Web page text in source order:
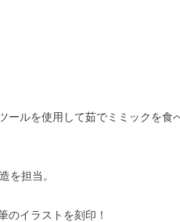
ルを使用して茹でミミックを食
を担当。
のイラストを刻印！